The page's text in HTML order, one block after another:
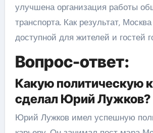
улучшена организация работы
транспорта. Как результат,
доступной для жителей и гостей
Вопрос-ответ:
Какую политическую
сделал Юрий Лужков?
Юрий Лужков имел успешную